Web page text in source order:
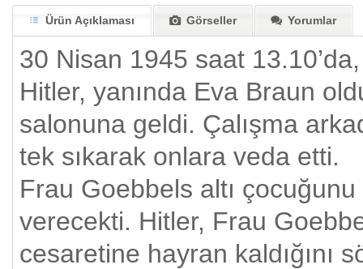
Ürün Açıklaması Görseller Yorumlar
30 Nisan 1945 saat
Hitler, yanında Eva Braun
salonuna geldi. Çalışma
tek sıkarak onlara veda etti.
Frau Goebbels altı
verecekti. Hitler, Frau
cesaretine hayran kaldığını